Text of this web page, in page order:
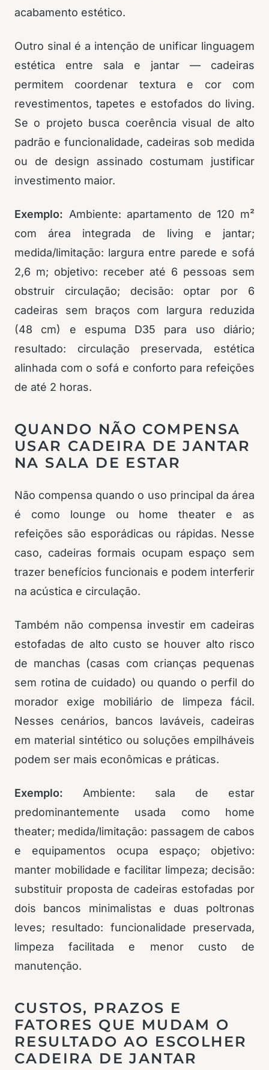
acabamento estético.
Outro sinal é a intenção de unificar linguagem
estética entre sala e jantar — cadeiras
permitem coordenar textura e cor com
revestimentos, tapetes e estofados do living.
Se o projeto busca coerência visual de alto
padrão e funcionalidade, cadeiras sob medida
ou de design assinado costumam justificar
investimento maior.
Exemplo: Ambiente: apartamento de 120 m²
com área integrada de living e jantar;
medida/limitação: largura entre parede e sofá
2,6 m; objetivo: receber até 6 pessoas sem
obstruir circulação; decisão: optar por 6
cadeiras sem braços com largura reduzida
(48 cm) e espuma D35 para uso diário;
resultado: circulação preservada, estética
alinhada com o sofá e conforto para refeições
de até 2 horas.
QUANDO NÃO COMPENSA
USAR CADEIRA DE JANTAR
NA SALA DE ESTAR
Não compensa quando o uso principal da área
é como lounge ou home theater e as
refeições são esporádicas ou rápidas. Nesse
caso, cadeiras formais ocupam espaço sem
trazer benefícios funcionais e podem interferir
na acústica e circulação.
Também não compensa investir em cadeiras
estofadas de alto custo se houver alto risco
de manchas (casas com crianças pequenas
sem rotina de cuidado) ou quando o perfil do
morador exige mobiliário de limpeza fácil.
Nesses cenários, bancos laváveis, cadeiras
em material sintético ou soluções empilháveis
podem ser mais econômicas e práticas.
Exemplo: Ambiente: sala de estar
predominantemente usada como home
theater; medida/limitação: passagem de cabos
e equipamentos ocupa espaço; objetivo:
manter mobilidade e facilitar limpeza; decisão:
substituir proposta de cadeiras estofadas por
dois bancos minimalistas e duas poltronas
leves; resultado: funcionalidade preservada,
limpeza facilitada e menor custo de
manutenção.
CUSTOS, PRAZOS E
FATORES QUE MUDAM O
RESULTADO AO ESCOLHER
CADEIRA DE JANTAR